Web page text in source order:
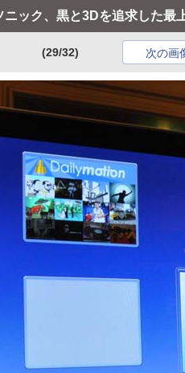
ニック、黒と3Dを追求した最
(29/32) 次の画